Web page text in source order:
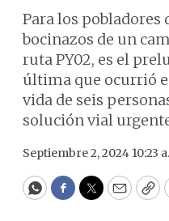
Para los pobladores
bocinazos de un
ruta PY02, es el
última que ocurrió
vida de seis
solución vial
Septiembre 2, 2024 10:23
WhatsApp
Facebook
Twitter
Email